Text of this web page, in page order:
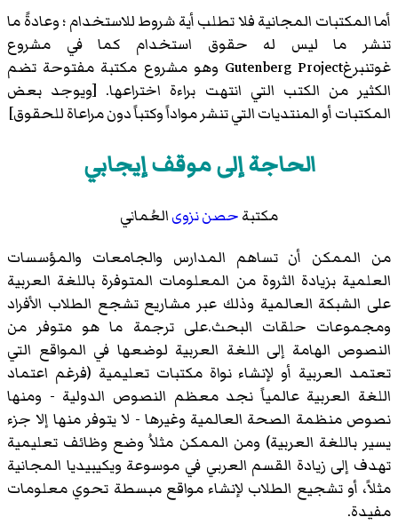
أما المكتبات المجانية فلا تطلب أية شروط للاستخدام ؛ وعادةً ما
تنشر ما ليس له حقوق استخدام كما في مشروع
غوتنبرغGutenberg Project وهو مشروع مكتبة مفتوحة تضم
الكثير من الكتب التي انتهت براءة اختراعها. [ويوجد بعض
المكتبات أو المنتديات التي تنشر مواداً وكتباً دون مراعاة للحقوق]
الحاجة إلى موقف إيجابي
مكتبةحصن نزوىالعُماني
من الممكن أن تساهم المدارس والجامعات والمؤسسات
العلمية بزيادة الثروة من المعلومات المتوفرة باللغة العربية
على الشبكة العالمية وذلك عبر مشاريع تشجع الطلاب الأفراد
ومجموعات حلقات البحث.على ترجمة ما هو متوفر من
النصوص الهامة إلى اللغة العربية لوضعها في المواقع التي
تعتمد العربية أو لإنشاء نواة مكتبات تعليمية (فرغم اعتماد
اللغة العربية عالمياً نجد معظم النصوص الدولية - ومنها
نصوص منظمة الصحة العالمية وغيرها - لا يتوفر منها إلا جزء
يسير باللغة العربية) ومن الممكن مثلاُ وضع وظائف تعليمية
تهدف إلى زيادة القسم العربي في موسوعة ويكيبيديا المجانية
مثلاً، أو تشجيع الطلاب لإنشاء مواقع مبسطة تحوي معلومات
مفيدة.